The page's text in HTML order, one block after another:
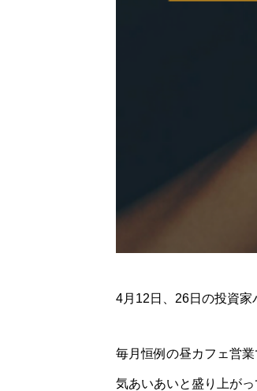
4月12日、26日の投資家
毎月恒例の昼カフェ営
気あいあいと盛り上がっ